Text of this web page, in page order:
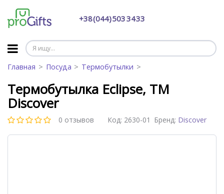
+38 (044) 503 34 33
Главная Посуда Термобутылки
Термобутылка Eclipse, TM
Discover
0 отзывов Бренд: Discover
Код: 2630-01